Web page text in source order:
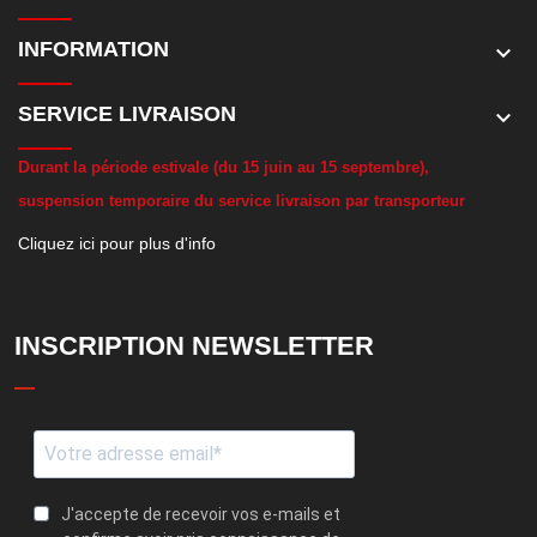
INFORMATION keyboard_arrow_down
SERVICE LIVRAISON keyboard_arrow_down
Durant la période estivale (du 15 juin au 15 septembre),
suspension temporaire du service livraison par transporteur
Cliquez ici pour plus d'info
INSCRIPTION NEWSLETTER
J'accepte de recevoir vos e-mails et